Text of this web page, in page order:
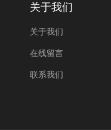
关于我们
关于我们
在线留言
联系我们